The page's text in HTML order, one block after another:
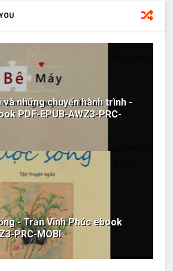
và những chuyến hành trình -
PDF-EPUB-AWZ3-PRC-
- Trần Vĩnh Phúc ebook
PRC-MOBI